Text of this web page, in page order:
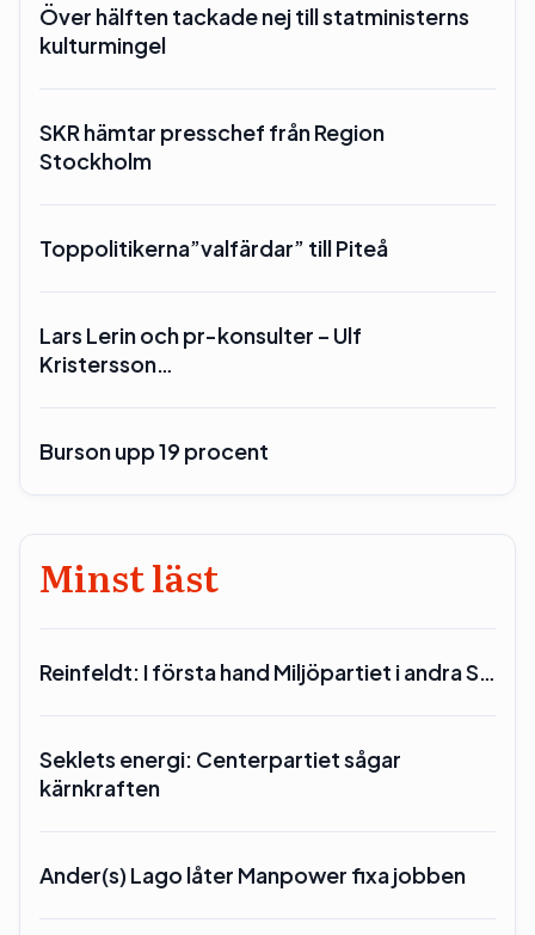
Över hälften tackade nej till statministerns
kulturmingel
SKR hämtar presschef från Region
Stockholm
Toppolitikerna”valfärdar” till Piteå
Lars Lerin och pr-konsulter – Ulf
Kristersson…
Burson upp 19 procent
Minst läst
Reinfeldt: I första hand Miljöpartiet i andra S…
Seklets energi: Centerpartiet sågar
kärnkraften
Ander(s) Lago låter Manpower fixa jobben